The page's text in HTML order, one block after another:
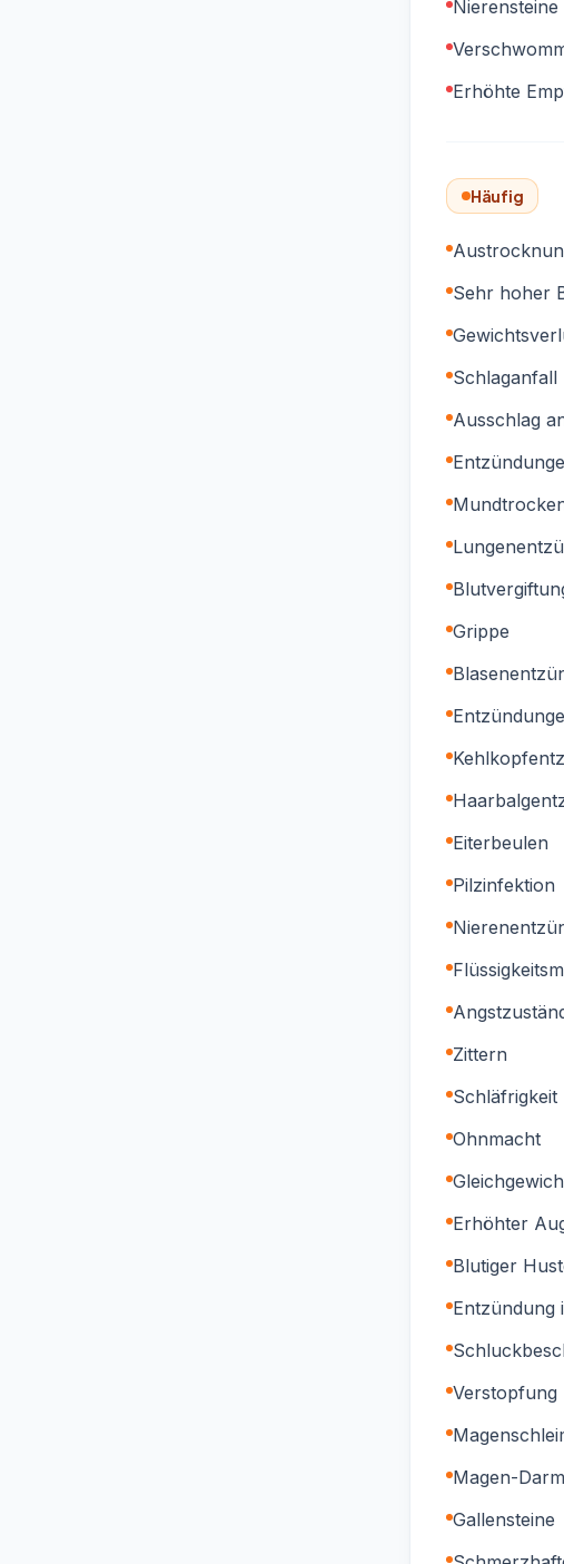
Nierensteine
Erhöhte
Häufig
Sehr hoher
Schlaganfall
Ausschlag
Grippe
Eiterbeulen
Pilzinfektion
Zittern
Schläfrigkeit
Ohnmacht
Erhöhter
Blutiger
Entzündung
Verstopfung
Magen-
Gallensteine